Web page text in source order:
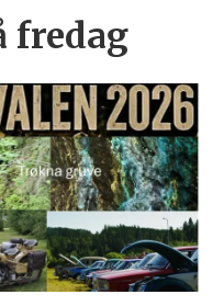
fredag